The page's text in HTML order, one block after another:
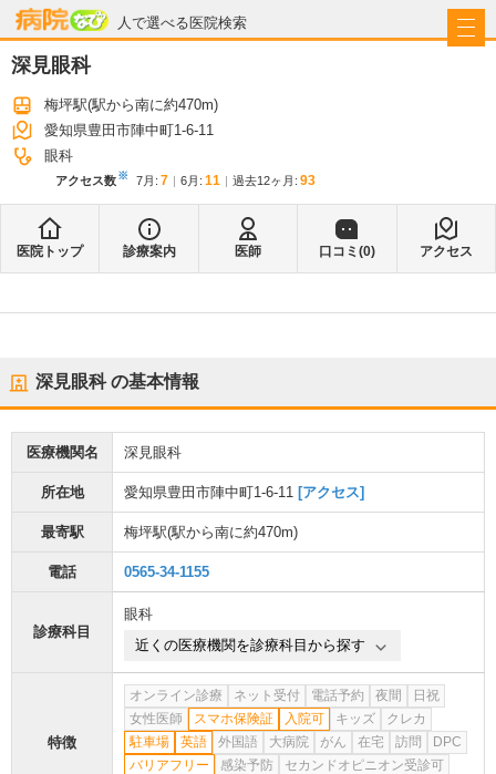
人で選べる医院検索
病院なび
深見眼科
梅坪駅(駅から南に約470m)
愛知県豊田市陣中町1-6-11
眼科
アクセス数※ 7月 : 7 6月 : 11 過去12ヶ月: 93
医院トップ 診療案内 医師 口コミ(0) アクセス
深見眼科の基本情報
医療機関名 深見眼科
所在地 愛知県豊田市陣中町1-6-11 [アクセス]
最寄駅 梅坪駅(駅から南に約470m)
電話 0565-34-1155
診療科目
眼科
近くの医療機関を診療科目から探す
特徴
オンライン診療 ネット受付 電話予約 夜間
日祝
女性医師
スマホ保険証 入院可 キッズ
クレカ
駐車場
英語 外国語 大病院 がん 在宅 訪問
DPC
バリアフリー
感染予防
セカンドオピニオン受診可